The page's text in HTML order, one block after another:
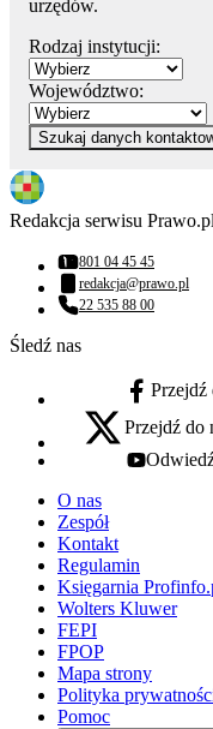
urzędów.
Rodzaj instytucji:
Województwo:
Szukaj danych
Redakcja serwisu Prawo.pl
Numer telefonu:
801 04 45 45
Adres email:
redakcja@prawo.pl
Numer telefonu:
22 535 88 00
Śledź nas
facebook -
Przejdź
x - otwiera się w
Przejdź do
youtube -
O nas
Zespół
Kontakt
Regulamin
Księgarnia
Wolters Kluwer
FEPI
FPOP
Mapa strony
Polityka
Pomoc